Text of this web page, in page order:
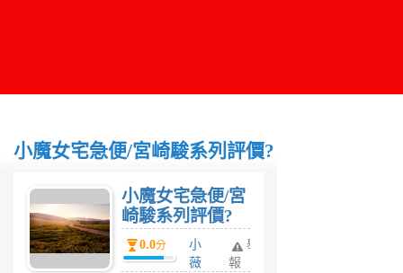
小魔女宅急便/宮崎駿系列評價?
小魔女宅急便/宮
崎駿系列評價?
0.0分
小
薇
舉
報